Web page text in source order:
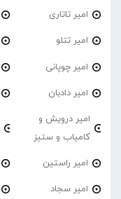
امیر تاتاری
امیر تتلو
امیر چوپانی
امیر دادبان
امیر درویش و
کامیاب و ستیز
امیر راستین
امیر سجاد